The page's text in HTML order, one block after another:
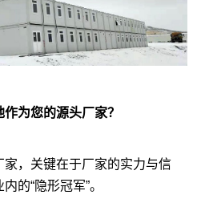
为您的源头厂家？
，关键在于厂家的实力与信
的“隐形冠军”。